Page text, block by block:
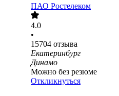
ПАО Ростелеком
4.0
•
15704 отзыва
Екатеринбург
Динамо
Можно без резюме
Откликнуться